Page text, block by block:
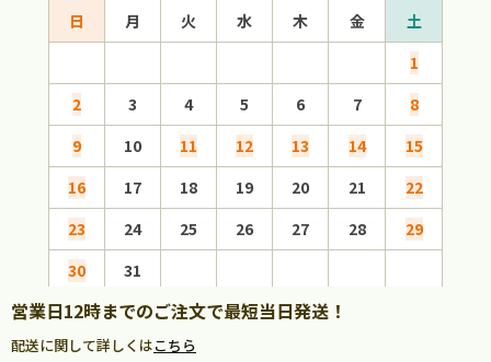
日 月 火 水 木 金
土
1
2
3 4 5 6 7
8
9
10 11 12 13 14
15
16
17 18 19 20 21
22
23
24 25 26 27 28
29
30
31
営業日12時までのご注文で最短当日発送！
配送に関して詳しくはこちら